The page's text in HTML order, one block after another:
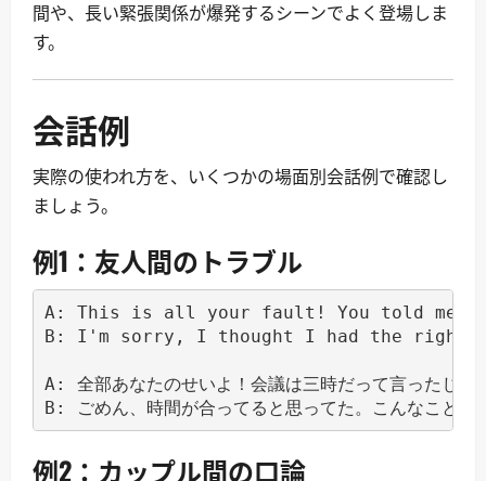
間や、長い緊張関係が爆発するシーンでよく登場しま
す。
会話例
実際の使われ方を、いくつかの場面別会話例で確認し
ましょう。
例1：友人間のトラブル
A: This is all your fault! You told me
B: I'm sorry, I thought I had the right
A: 全部あなたのせいよ！会議は三時だって言ったじゃ
例2：カップル間の口論